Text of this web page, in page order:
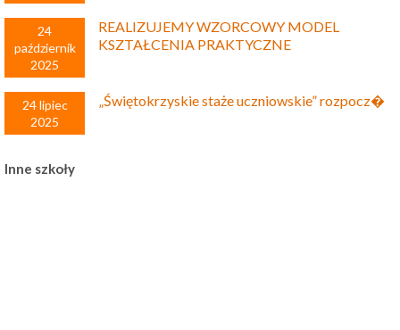
24
październik
2025
REALIZUJEMY WZORCOWY MODEL
KSZTAŁCENIA PRAKTYCZNE
24 lipiec
2025
„Świętokrzyskie staże uczniowskie” rozpocz�
Inne szkoły